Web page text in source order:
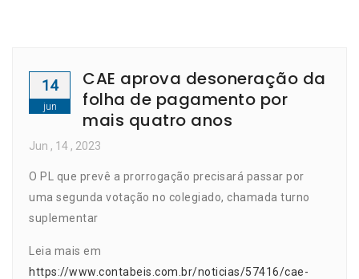
14
jun
CAE aprova desoneração da
folha de pagamento por
mais quatro anos
Jun , 14 , 2023
O PL que prevê a prorrogação precisará passar por
uma segunda votação no colegiado, chamada turno
suplementar
Leia mais em
https://www.contabeis.com.br/noticias/57416/cae-